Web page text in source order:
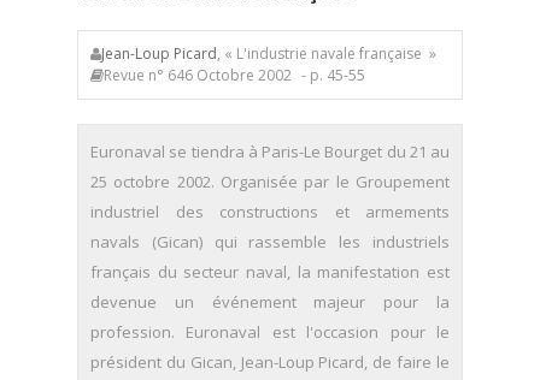
Jean-Loup Picard, « L'industrie navale française »
Revue n° 646 Octobre 2002 - p. 45-55
Euronaval se tiendra à Paris-Le Bourget du 21 au
25 octobre 2002. Organisée par le Groupement
industriel des constructions et armements
navals (Gican) qui rassemble les industriels
français du secteur naval, la manifestation est
devenue un événement majeur pour la
profession. Euronaval est l'occasion pour le
président du Gican, Jean-Loup Picard, de faire le